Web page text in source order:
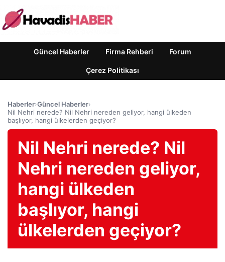
Güncel Haberler Firma Rehberi Forum
Çerez Politikası
Haberler›Güncel Haberler›
Nil Nehri nerede? Nil Nehri nereden geliyor, hangi ülkeden
başlıyor, hangi ülkelerden geçiyor?
Nil Nehri nerede? Nil
Nehri nereden geliyor,
hangi ülkeden
başlıyor, hangi
ülkelerden geçiyor?